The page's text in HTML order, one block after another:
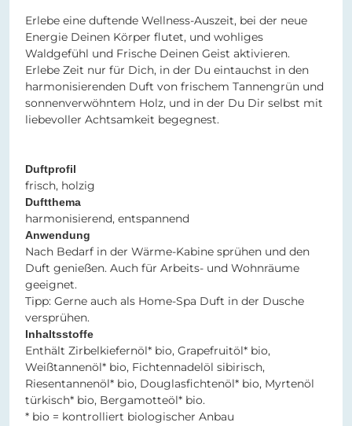
Erlebe eine duftende Wellness-Auszeit, bei der neue
Energie Deinen Körper flutet, und wohliges
Waldgefühl und Frische Deinen Geist aktivieren.
Erlebe Zeit nur für Dich, in der Du eintauchst in den
harmonisierenden Duft von frischem Tannengrün und
sonnenverwöhntem Holz, und in der Du Dir selbst mit
liebevoller Achtsamkeit begegnest.
Duftprofil
frisch, holzig
Duftthema
harmonisierend, entspannend
Anwendung
Nach Bedarf in der Wärme-Kabine sprühen und den
Duft genießen. Auch für Arbeits- und Wohnräume
geeignet.
Tipp: Gerne auch als Home-Spa Duft in der Dusche
versprühen.
Inhaltsstoffe
Enthält Zirbelkiefernöl* bio, Grapefruitöl* bio,
Weißtannenöl* bio, Fichtennadelöl sibirisch,
Riesentannenöl* bio, Douglasfichtenöl* bio, Myrtenöl
türkisch* bio, Bergamotteöl* bio.
* bio = kontrolliert biologischer Anbau